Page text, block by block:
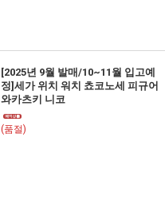
[2025년 9월 발매/10~11월 입고예
정]세가 위치 워치 쵸코노세 피규어
와카츠키 니코
(품절)